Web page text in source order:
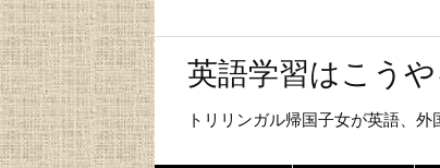
英語学習はこうや
トリリンガル帰国子女が英語、